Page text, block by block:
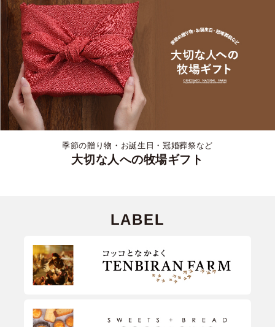
季節の贈り物・お誕生日・冠婚葬祭など
大切な人への牧場ギフト
LABEL